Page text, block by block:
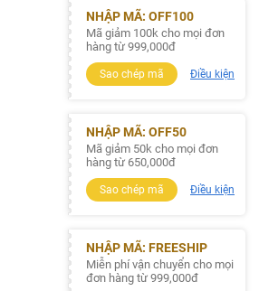
NHẬP MÃ: OFF100
Mã giảm 100k cho mọi đơn
hàng từ 999,000đ
Sao chép mã Điều kiện
NHẬP MÃ: OFF50
Mã giảm 50k cho mọi đơn
hàng từ 650,000đ
Sao chép mã Điều kiện
NHẬP MÃ: FREESHIP
Miễn phí vận chuyển cho mọi
đơn hàng từ 999,000đ